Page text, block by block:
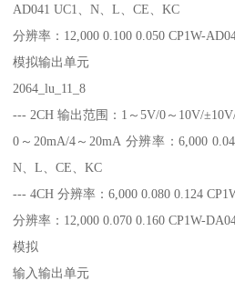
AD041 UC1、N、L、CE、KC
分辨率：12,000 0.100 0.050 CP1W-
模拟输出单元
2064_lu_11_8
--- 2CH 输出范围：1～5V/0～10V/
0～20mA/4～20mA 分辨率：6,000
N、L、CE、KC
--- 4CH 分辨率：6,000 0.080 0.124
分辨率：12,000 0.070 0.160 CP1W-
模拟
输入输出单元